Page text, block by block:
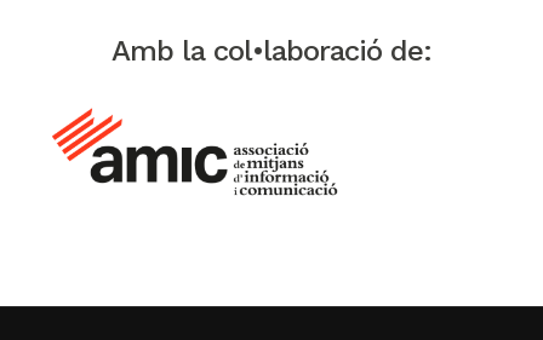
Amb la col•laboració de: